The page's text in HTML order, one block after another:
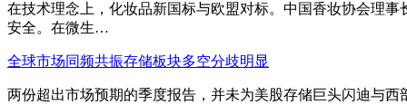
在技术理念上，化妆品新国标与欧盟对标。中国香妆协会理
安全。在微生…
全球市场同频共振存储板块多空分歧明显
两份超出市场预期的季度报告，并未为美股存储巨头闪迪与